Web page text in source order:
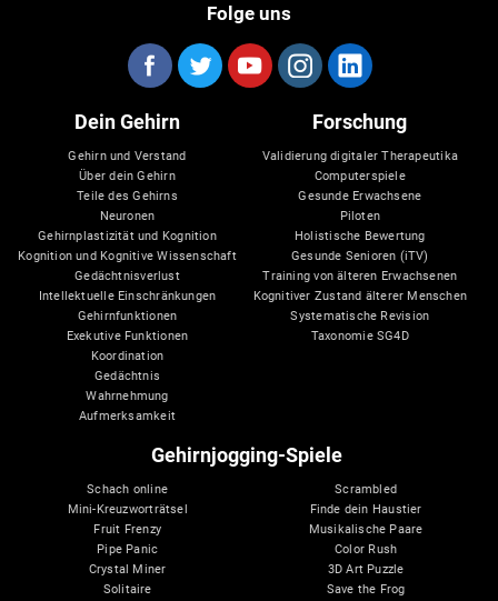
Folge uns
Dein Gehirn
Gehirn und Verstand
Über dein Gehirn
Teile des Gehirns
Neuronen
Gehirnplastizität und Kognition
Kognition und Kognitive Wissenschaft
Gedächtnisverlust
Intellektuelle Einschränkungen
Gehirnfunktionen
Exekutive Funktionen
Koordination
Gedächtnis
Wahrnehmung
Aufmerksamkeit
Forschung
Validierung digitaler Therapeutika
Computerspiele
Gesunde Erwachsene
Piloten
Holistische Bewertung
Gesunde Senioren (iTV)
Training von älteren Erwachsenen
Kognitiver Zustand älterer Menschen
Systematische Revision
Taxonomie SG4D
Gehirnjogging-Spiele
Schach online
Mini-Kreuzworträtsel
Fruit Frenzy
Pipe Panic
Crystal Miner
Solitaire
Scrambled
Finde dein Haustier
Musikalische Paare
Color Rush
3D Art Puzzle
Save the Frog